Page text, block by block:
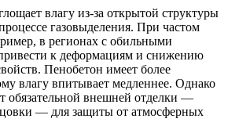
влагу из-за открытой структуры
газовыделения. При частом
в регионах с обильными
к деформациям и снижению
Пенобетон имеет более
влагу впитывает медленнее. Однако
обязательной внешней отделки —
— для защиты от атмосферных